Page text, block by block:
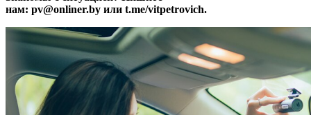
нам: pv@onliner.by или t.me/vitpetrovich.